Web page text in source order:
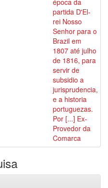
época da
partida D'El-
rei Nosso
Senhor para o
Brazil em
1807 até julho
de 1816, para
servir de
subsidio a
jurisprudencia,
e a historia
portuguezas.
Por [...] Ex-
Provedor da
Comarca